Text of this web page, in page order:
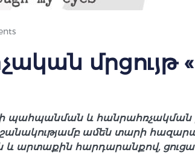
պահպանման և հանրահռչակման
ամեն տարի
արտաքին հարդարանքով,